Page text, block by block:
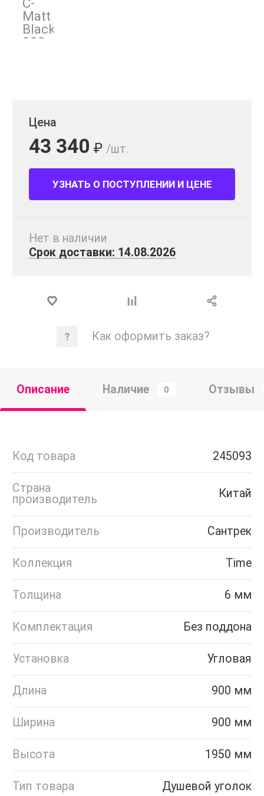
Цена
43 340 ₽ /шт.
УЗНАТЬ О ПОСТУПЛЕНИИ И ЦЕНЕ
Нет в наличии
Срок доставки: 14.08.2026
Как оформить заказ?
Описание Наличие 0 Отзывы
Код товара 245093
Страна
производитель
Китай
Производитель Сантрек
Коллекция Time
Толщина 6 мм
Комплектация Без поддона
Установка Угловая
Длина 900 мм
Ширина 900 мм
Высота 1950 мм
Тип товара Душевой уголок